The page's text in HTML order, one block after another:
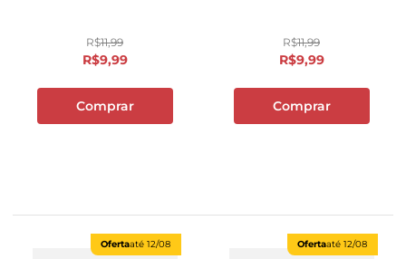
R$11,99
R$9,99
Comprar
R$11,99
R$9,99
Comprar
Ofertaaté 12/08 Ofertaaté 12/08